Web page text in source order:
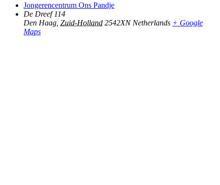
Jongerencentrum Ons Pandje
De Dreef 114
Den Haag Zuid-Holland 2542XN Netherlands + Google
Maps